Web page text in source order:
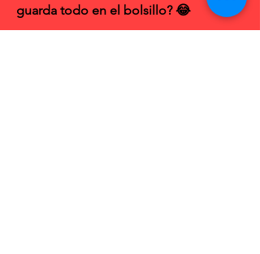
guarda todo en el bolsillo? 😂